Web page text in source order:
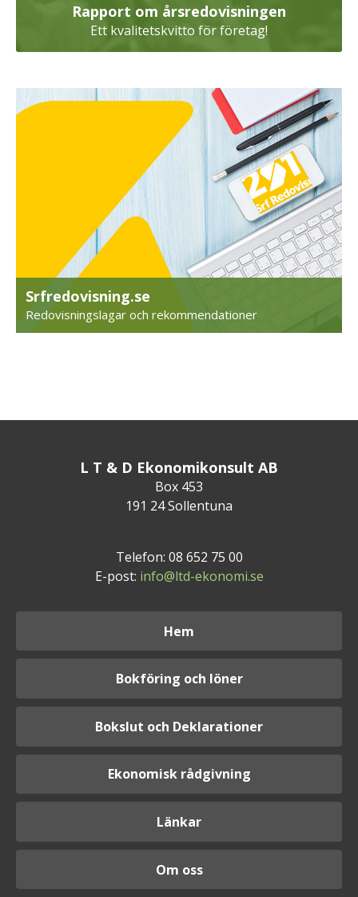
Rapport om årsredovisningen
Ett kvalitetskvitto för företag!
Srfredovisning.se
Redovisningslagar och rekommendationer
L T & D Ekonomikonsult AB
Box 453
191 24 Sollentuna
Telefon: 08 652 75 00
E-post: info@ltd-ekonomi.se
Hem
Bokföring och löner
Bokslut och Deklarationer
Ekonomisk rådgivning
Länkar
Om oss